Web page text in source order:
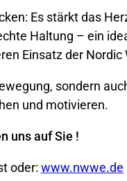
Es stärkt das
Haltung – ein
Einsatz der Nordic
sondern
und motivieren.
uns auf Sie !
oder: www.nwwe.de